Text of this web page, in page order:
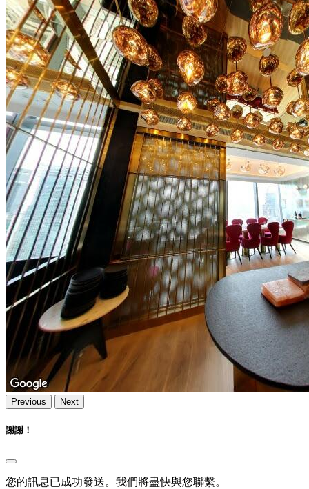
Previous Next
謝謝！
您的訊息已成功發送。我們將盡快與您聯繫。